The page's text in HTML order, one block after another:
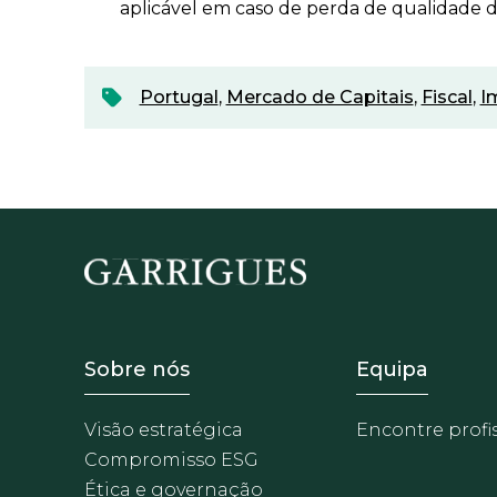
aplicável em caso de perda de qualidade
Portugal, Mercado de Capitais, Fiscal,
Footer - Sobre Nosotros
Sobre nós
Visão estratégica
Compromisso ESG
Ética e governação
Footer -
Equipa
Encontre